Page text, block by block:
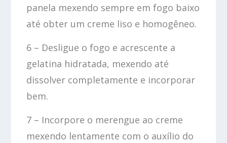
panela mexendo sempre em fogo baixo
até obter um creme liso e homogêneo.
6 – Desligue o fogo e acrescente a
gelatina hidratada, mexendo até
dissolver completamente e incorporar
bem.
7 – Incorpore o merengue ao creme
mexendo lentamente com o auxílio do